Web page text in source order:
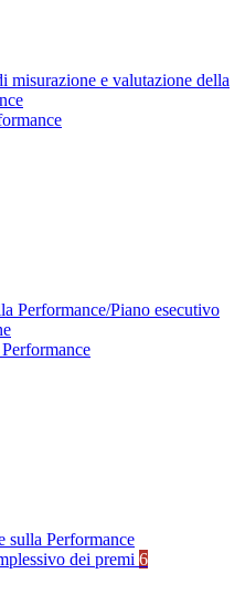
misurazione e valutazione della
Performance/Piano esecutivo
sulla Performance
dei premi 6